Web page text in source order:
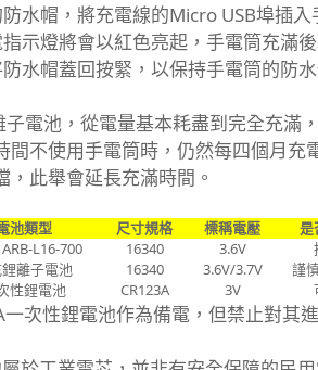
水帽，將充電線的Micro USB埠插入
示燈將會以紅色亮起，手電筒充滿後
水帽蓋回按緊，以保持手電筒的防
電池，從電量基本耗盡到完全充滿
不使用手電筒時，仍然每四個月充
此舉會延長充滿時間。
池類型 尺寸規格 標稱電壓
是
L16-700
16340 3.6V
離子電池
16340 3.6V/3.7V 謹
性鋰電池
CR123A 3V
次性鋰電池作為備電，但禁止對其